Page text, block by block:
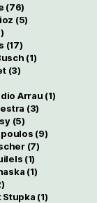
(76)
(5)
(17)
(1)
(3)
Arrau (1)
(3)
(5)
(9)
(7)
(1)
(1)
Stupka (1)